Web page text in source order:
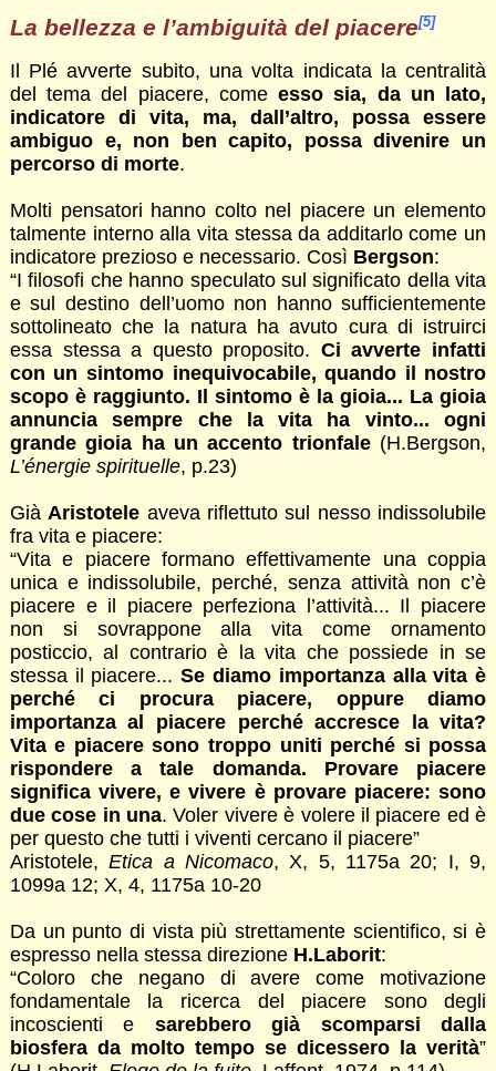
La bellezza e l’ambiguità del piacere[5]
Il Plé avverte subito, una volta indicata la centralità
del tema del piacere, comeesso sia, da un lato,
indicatore di vita, ma, dall’altro, possa essere
ambiguo e, non ben capito, possa divenire un
percorso di morte.
Molti pensatori hanno colto nel piacere un elemento
talmente interno alla vita stessa da additarlo come un
indicatore prezioso e necessario. Così Bergson:
“I filosofi che hanno speculato sul significato della vita
e sul destino dell’uomo non hanno sufficientemente
sottolineato che la natura ha avuto cura di istruirci
essa stessa a questo proposito. Ci avverte infatti
con un sintomo inequivocabile, quando il nostro
scopo è raggiunto. Il sintomo è la gioia... La gioia
annuncia sempre che la vita ha vinto... ogni
grande gioia ha un accento trionfale(H.Bergson,
L’énergie spirituelle, p.23)
GiàAristotele aveva riflettuto sul nesso indissolubile
fra vita e piacere:
“Vita e piacere formano effettivamente una coppia
unica e indissolubile, perché, senza attività non c’è
piacere e il piacere perfeziona l’attività... Il piacere
non si sovrappone alla vita come ornamento
posticcio, al contrario è la vita che possiede in se
stessa il piacere...Se diamo importanza alla vita è
perché ci procura piacere, oppure diamo
importanza al piacere perché accresce la vita?
Vita e piacere sono troppo uniti perché si possa
rispondere a tale domanda. Provare piacere
significa vivere, e vivere è provare piacere: sono
due cose in una. Voler vivere è volere il piacere ed è
per questo che tutti i viventi cercano il piacere”
Aristotele,Etica a Nicomaco, X, 5, 1175a 20; I, 9,
1099a 12; X, 4, 1175a 10-20
Da un punto di vista più strettamente scientifico, si è
espresso nella stessa direzione H.Laborit:
“Coloro che negano di avere come motivazione
fondamentale la ricerca del piacere sono degli
incoscienti e sarebbero già scomparsi dalla
biosfera da molto tempo se dicessero la verità”